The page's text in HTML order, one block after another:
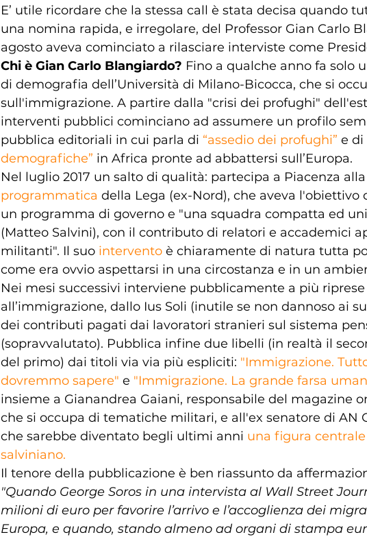
E’ utile ricordare che la stessa call è stata decisa quando
una nomina rapida, e irregolare, del Professor Gian Carlo
agosto aveva cominciato a rilasciare interviste come
Chi è Gian Carlo Blangiardo? Fino a qualche anno fa solo
di demografia dell’Università di Milano-Bicocca, che si
sull'immigrazione. A partire dalla "crisi dei profughi"
interventi pubblici cominciano ad assumere un profilo
pubblica editoriali in cui parla di “assedio dei profughi” e di
demografiche” in Africa pronte ad abbattersi sull’Europa.
Nel luglio 2017 un salto di qualità: partecipa a Piacenza alla
programmatica della Lega (ex-Nord), che aveva l'obiettivo
un programma di governo e "una squadra compatta ed
(Matteo Salvini), con il contributo di relatori e accademici
militanti". Il suo intervento è chiaramente di natura tutta
come era ovvio aspettarsi in una circostanza e in un
Nei mesi successivi interviene pubblicamente a più
all’immigrazione, dallo Ius Soli (inutile se non dannoso ai
dei contributi pagati dai lavoratori stranieri sul sistema
(sopravvalutato). Pubblica infine due libelli (in realtà il
del primo) dai titoli via via più espliciti: "Immigrazione.
dovremmo sapere" e "Immigrazione. La grande farsa
insieme a Gianandrea Gaiani, responsabile del magazine
che si occupa di tematiche militari, e all'ex senatore di AN
che sarebbe diventato begli ultimi anni una figura
salviniano.
Il tenore della pubblicazione è ben riassunto da
"Quando George Soros in una intervista al Wall Street
milioni di euro per favorire l’arrivo e l’accoglienza dei
Europa, e quando, stando almeno ad organi di stampa